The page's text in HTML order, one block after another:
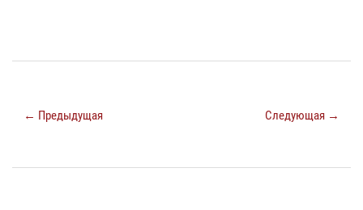
← Предыдущая Следующая →